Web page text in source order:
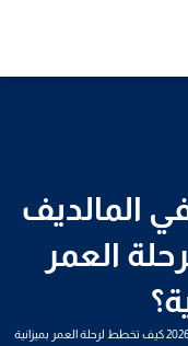
المالديف
العمر
تكلفة شهر العسل في المالديف 2026 كيف تخطط لرحلة العمر بميزانية